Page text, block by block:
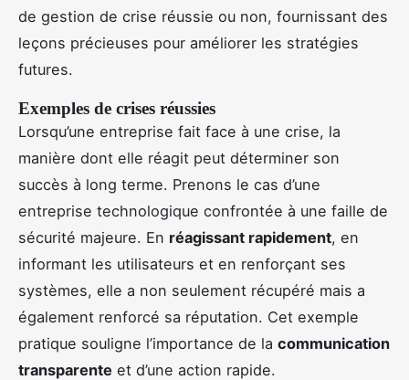
de gestion de crise réussie ou non, fournissant des
leçons précieuses pour améliorer les stratégies
futures.
Exemples de crises réussies
Lorsqu’une entreprise fait face à une crise, la
manière dont elle réagit peut déterminer son
succès à long terme. Prenons le cas d’une
entreprise technologique confrontée à une faille de
sécurité majeure. En réagissant rapidement, en
informant les utilisateurs et en renforçant ses
systèmes, elle a non seulement récupéré mais a
également renforcé sa réputation. Cet exemple
pratique souligne l’importance de la communication
transparente et d’une action rapide.